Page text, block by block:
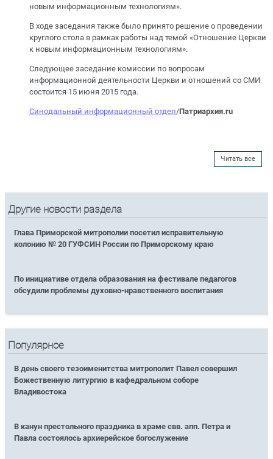
новым информационным технологиям».
В ходе заседания также было принято решение о проведении
круглого стола в рамках работы над темой «Отношение Церкви
к новым информационным технологиям».
Следующее заседание комиссии по вопросам
информационной деятельности Церкви и отношений со СМИ
состоится 15 июня 2015 года.
Синодальный информационный отдел/Патриархия.ru
Читать все
Другие новости раздела
Глава Приморской митрополии посетил исправительную
колонию № 20 ГУФСИН России по Приморскому краю
По инициативе отдела образования на фестивале педагогов
обсудили проблемы духовно-нравственного воспитания
Популярное
В день своего тезоименитства митрополит Павел совершил
Божественную литургию в кафедральном соборе
Владивостока
В канун престольного праздника в храме свв. апп. Петра и
Павла состоялось архиерейское богослужение